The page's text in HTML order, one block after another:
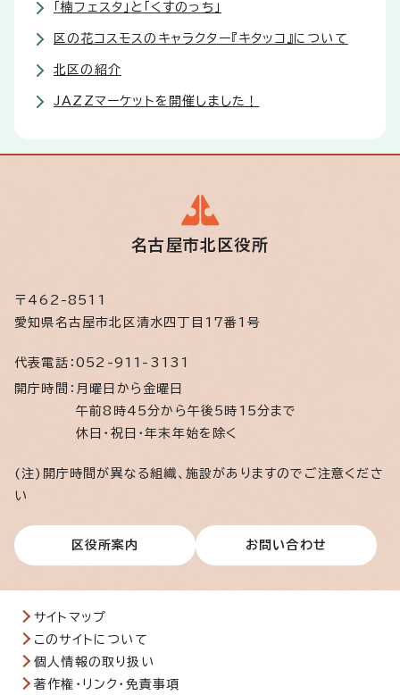
「楠フェスタ」と「くすのっち」
区の花コスモスのキャラクター『キタッコ』について
北区の紹介
JAZZマーケットを開催しました！
名古屋市北区役所
〒462-8511
愛知県名古屋市北区清水四丁目17番1号
代表電話： 052-911-3131
開庁時間： 月曜日から金曜日
午前8時45分から午後5時15分まで
休日・祝日・年末年始を除く
(注)開庁時間が異なる組織、施設がありますのでご注意くださ
い
区役所案内 お問い合わせ
サイトマップ
このサイトについて
個人情報の取り扱い
著作権・リンク・免責事項